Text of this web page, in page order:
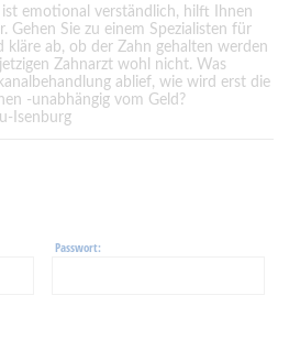
emotional verständlich, hilft Ihnen
Gehen Sie zu einem Spezialisten für
kläre ab, ob der Zahn gehalten werden
Zahnarzt wohl nicht. Was
ablief, wie wird erst die
-unabhängig vom Geld?
Isenburg
Passwort: